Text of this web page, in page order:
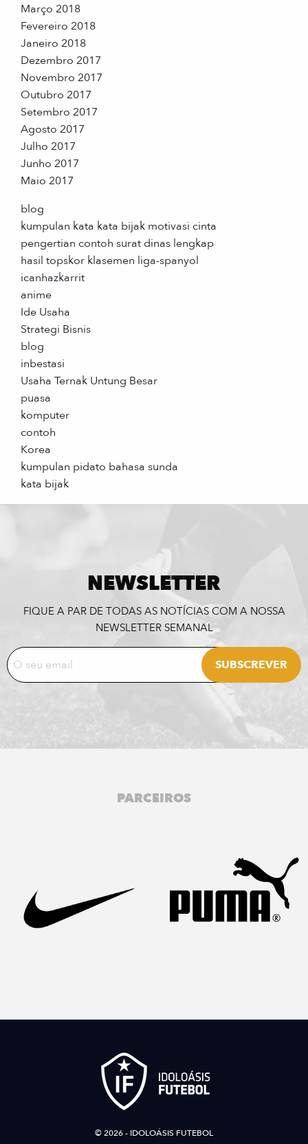
Março 2018
Fevereiro 2018
Janeiro 2018
Dezembro 2017
Novembro 2017
Outubro 2017
Setembro 2017
Agosto 2017
Julho 2017
Junho 2017
Maio 2017
blog
kumpulan kata kata bijak motivasi cinta
pengertian contoh surat dinas lengkap
hasil topskor klasemen liga-spanyol
icanhazkarrit
anime
Ide Usaha
Strategi Bisnis
blog
inbestasi
Usaha Ternak Untung Besar
puasa
komputer
contoh
Korea
kumpulan pidato bahasa sunda
kata bijak
NEWSLETTER
FIQUE A PAR DE TODAS AS NOTÍCIAS COM A NOSSA
NEWSLETTER SEMANAL
PARCEIROS
© 2026 - IDOLOÁSIS FUTEBOL